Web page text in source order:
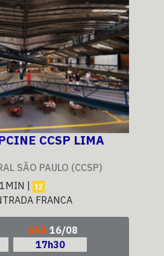
CCSP LIMA
SÃO PAULO (CCSP)
|
FRANCA
SÁB 16/08
17h30